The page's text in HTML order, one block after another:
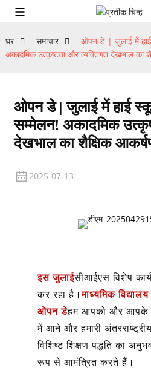
घर समाचार
ओपन डे | जुलाई में
अकादमिक उत्कृष्टता और व्यक्तिगत देखभाल का
ओपन डे | जुलाई में हाई
सम्मेलन! अकादमिक
देखभाल का शैक्षिक
2025-07-13
इस जुलाईसीआईएस विशेष
कर रहा है।माध्यमिक
ओपन डेहम आपको और आपके
में आने और हमारी
विशिष्ट शिक्षण पद्धति का
रूप से आमंत्रित करते हैं।